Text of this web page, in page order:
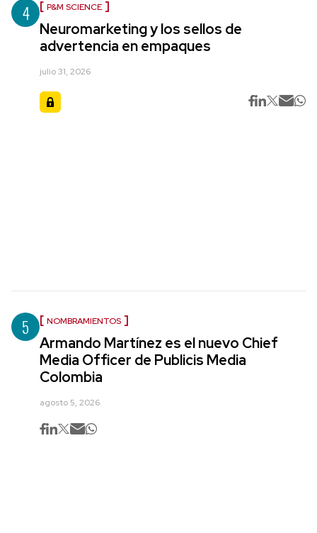
4 P&M SCIENCE
Neuromarketing y los sellos de
advertencia en empaques
julio 31, 2026
5 NOMBRAMIENTOS
Armando Martínez es el nuevo Chief
Media Officer de Publicis Media
Colombia
agosto 5, 2026